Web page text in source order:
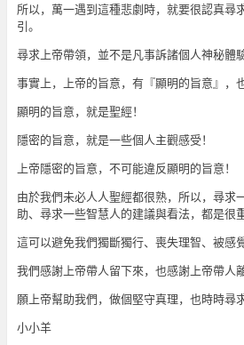
所以，萬一遇到這種悲劇時，就要很認真尋
引。
尋求上帝帶領，並不是凡事訴諸個人神秘體
事實上，上帝的旨意，有『顯明的旨意』，
顯明的旨意，就是聖經！
隱密的旨意，就是一些個人主觀感受！
上帝隱密的旨意，不可能違反顯明的旨意！
由於我們未必人人聖經都很熟，所以，尋求
助、尋求一些智慧人的建議與看法，都是很
這可以避免我們獨斷獨行、喪失理智、被感
我們感謝上帝帶人留下來，也感謝上帝帶人
願上帝幫助我們，做個堅守真理，也時時尋
小小羊